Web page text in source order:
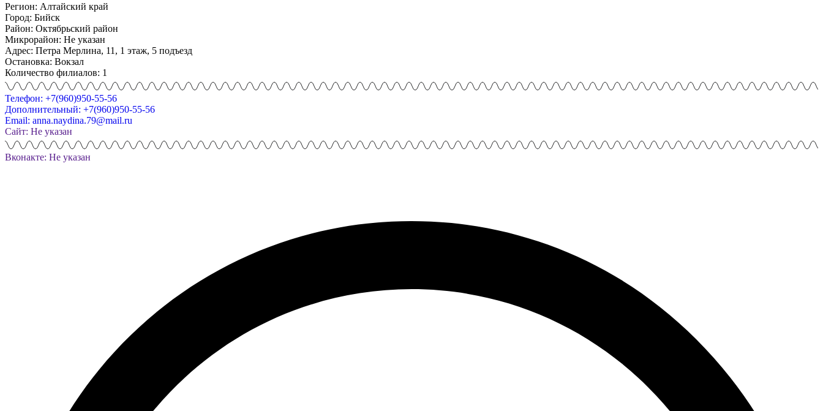
Регион: Алтайский край
Город: Бийск
Район: Октябрьский район
Микрорайон: Не указан
Адрес: Петра Мерлина, 11, 1 этаж, 5 подъезд
Остановка: Вокзал
Количество филиалов: 1
Телефон: +7(960)950-55-56
Дополнительный: +7(960)950-55-56
Email: anna.naydina.79@mail.ru
Сайт: Не указан
Вконакте: Не указан